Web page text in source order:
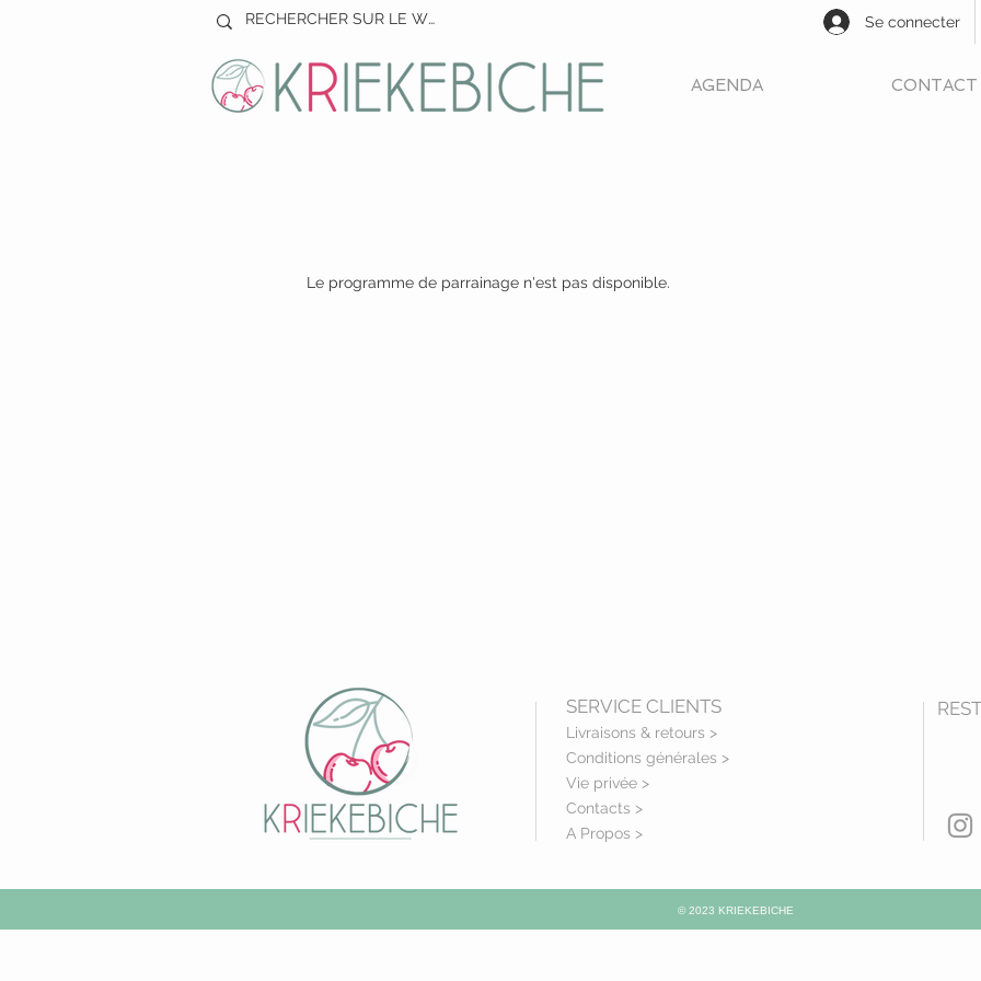
Se connecter
AGENDA CONTACT
Le programme de parrainage n'est pas disponible.
SERVICE CLIENTS
Livraisons & retours >
Conditions générales >
Vie privée >
Contacts >
A Propos >
© 2023 KRIEKEBICHE